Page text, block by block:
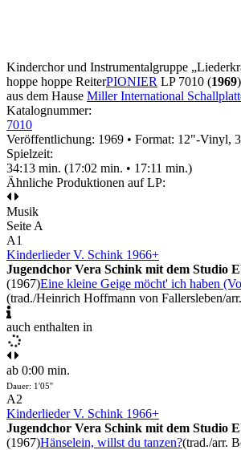
Kinderchor und Instrumentalgruppe
hoppe hoppe ReiterPIONIER LP 7010 (1969)
aus dem Hause Miller International
Katalognummer:
7010
Veröffentlichung: 1969 • Format: 12"-Vinyl,
Spielzeit:
34:13 min. (17:02 min. • 17:11 min.)
Ähnliche Produktionen auf LP:
Musik
Seite A
A1
Kinderlieder V. Schink 1966+
Jugendchor Vera Schink mit dem Studio
(1967)Eine kleine Geige möcht' ich haben
(trad./Heinrich Hoffmann von Fallersleben/
auch enthalten in
ab 0:00 min.
Dauer: 1'05''
A2
Kinderlieder V. Schink 1966+
Jugendchor Vera Schink mit dem Studio
(1967)Hänselein, willst du tanzen?(trad./arr.